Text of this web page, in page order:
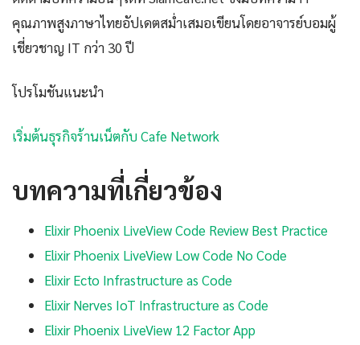
คุณภาพสูงภาษาไทยอัปเดตสม่ำเสมอเขียนโดยอาจารย์บอมผู้
เชี่ยวชาญ IT กว่า 30 ปี
โปรโมชันแนะนำ
เริ่มต้นธุรกิจร้านเน็ตกับ Cafe Network
บทความที่เกี่ยวข้อง
Elixir Phoenix LiveView Code Review Best Practice
Elixir Phoenix LiveView Low Code No Code
Elixir Ecto Infrastructure as Code
Elixir Nerves IoT Infrastructure as Code
Elixir Phoenix LiveView 12 Factor App